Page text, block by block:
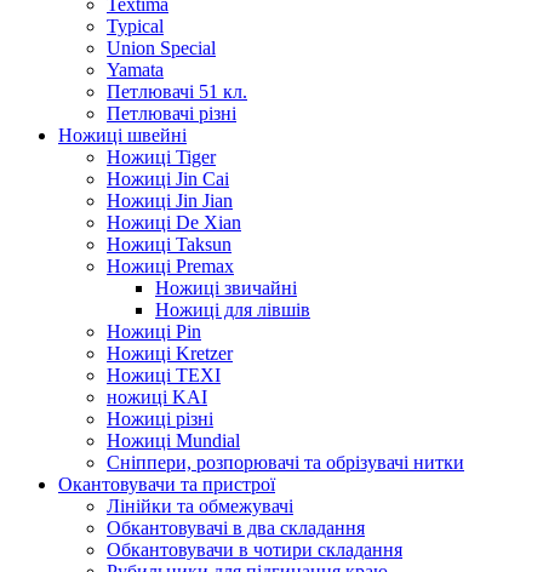
Typical
Union Special
Yamata
Петлювачі 51 кл.
Петлювачі різні
Ножиці швейні
Ножиці Tiger
Ножиці Jin Cai
Ножиці Jin Jian
Ножиці De Xian
Ножиці Taksun
Ножиці Premax
Ножиці звичайні
Ножиці для лівшів
Ножиці Pin
Ножиці Kretzer
Ножиці TEXI
ножиці KAI
Ножиці різні
Ножиці Mundial
Сніппери, розпорювачі та обрізувачі нитки
Окантовувачи та пристрої
Лінійки та обмежувачі
Обкантовувачі в два складання
Обкантовувачи в чотири складання